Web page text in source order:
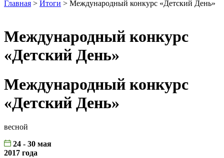
Главная > Итоги > Международный конкурс «Детский День»
Международный конкурс
«Детский День»
Международный конкурс
«Детский День»
весной
24 - 30 мая
2017 года